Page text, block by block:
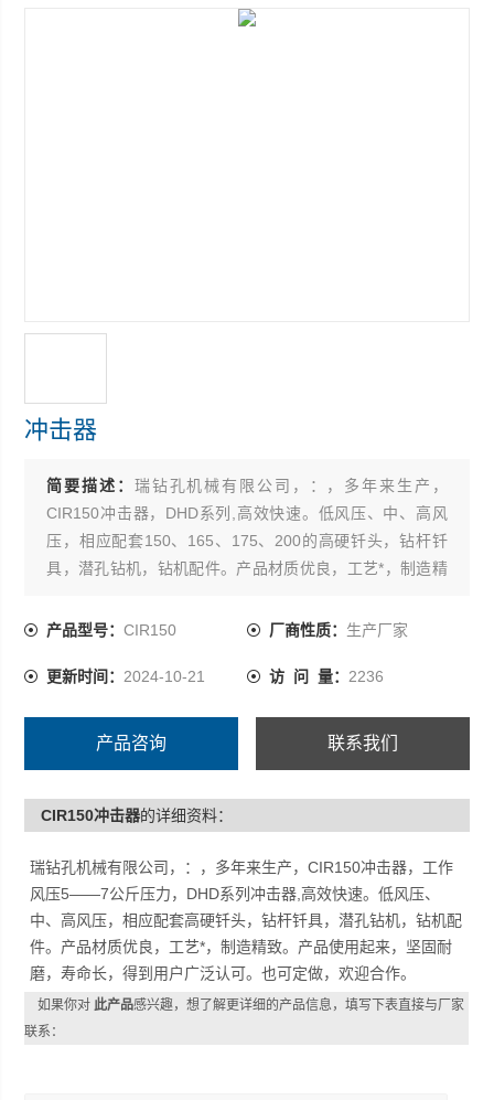
冲击器
简要描述： 瑞钻孔机械有限公司，：，多年来生产，
CIR150冲击器，DHD系列,高效快速。低风压、中、高风
压，相应配套150、165、175、200的高硬钎头，钻杆钎
具，潜孔钻机，钻机配件。产品材质优良，工艺*，制造精
可。也可定做，欢迎合作。
产品型号：CIR150 厂商性质： 生产厂家
更新时间： 2024-10-21 访 问 量： 2236
产品咨询 联系我们
CIR150冲击器的详细资料：
瑞钻孔机械有限公司，：，多年来生产，CIR150冲击器，工作
风压5——7公斤压力，DHD系列冲击器,高效快速。低风压、
中、高风压，相应配套高硬钎头，钻杆钎具，潜孔钻机，钻机配
件。产品材质优良，工艺*，制造精致。产品使用起来，坚固耐
磨，寿命长，得到用户广泛认可。也可定做，欢迎合作。
如果你对此产品感兴趣，想了解更详细的产品信息，填写下表直接与厂家
联系：